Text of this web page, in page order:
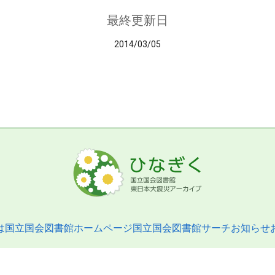
最終更新日
2014/03/05
国立国会図書館ホームページ国立国会図書館サーチお知らせ